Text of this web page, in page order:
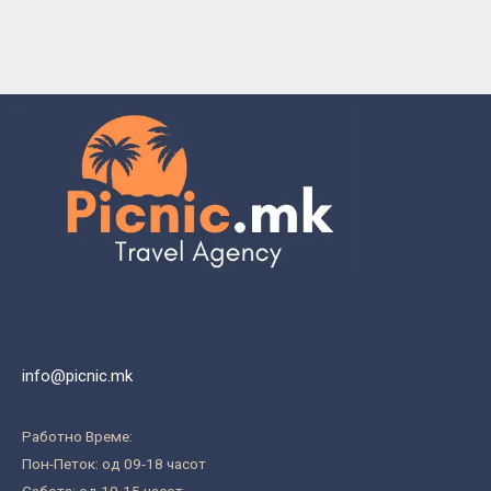
info@picnic.mk
Работно Време:
Пон-Петок: од 09-18 часот